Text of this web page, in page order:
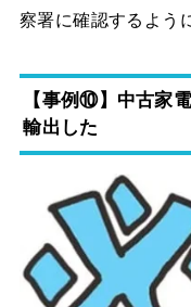
察署に確認するよう
【事例⑩】中古家
輸出した